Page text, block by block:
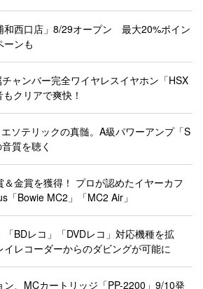
和西口店」8/29オープン 最大20%ポイン
ーンも
ャンバー完全ワイヤレスイヤホン「HSX
クリアで爽快！
ソテリックの真髄。A級パワーアンプ「S
質を聴く
＆金賞を獲得！ プロが認めたイヤーカフ
「Bowie MC2」「MC2 Air」
「BDレコ」「DVDレコ」対応機種を拡
イレコーダーからのダビングが可能に
ン、MCカートリッジ「PP-2200」9/10発